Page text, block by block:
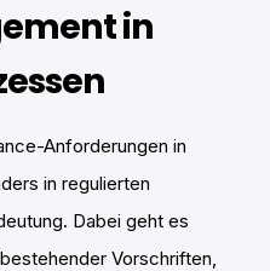
in
Anforderungen in
in regulierten
Dabei geht es
Vorschriften,